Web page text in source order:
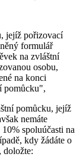
jejíž pořizovací
formulář
na zvláštní
osobu,
na konci
pomůcku",
pomůcku, jejíž
nemáte
spoluúčasti na
kdy žádáte o
doložte: